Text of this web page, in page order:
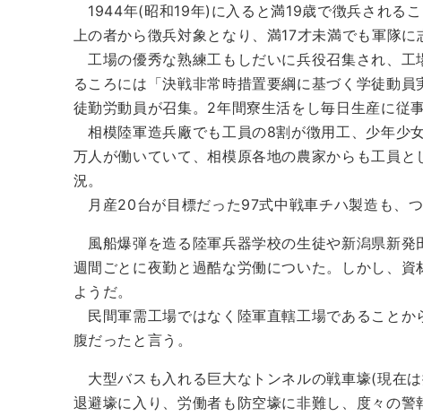
1944年(昭和19年)に入ると満19歳で徴兵される
上の者から徴兵対象となり、満17才未満でも軍隊に
工場の優秀な熟練工もしだいに兵役召集され、
るころには「決戦非常時措置要綱に基づく学徒動
徒勤労動員が召集。2年間寮生活をし毎日生産に従事
相模陸軍造兵廠でも工員の8割が徴用工、少年少
万人が働いていて、相模原各地の農家からも工員
況。
月産20台が目標だった97式中戦車チハ製造も、つ
風船爆弾を造る陸軍兵器学校の生徒や新潟県新発
週間ごとに夜勤と過酷な労働についた。しかし、
ようだ。
民間軍需工場ではなく陸軍直轄工場であること
腹だったと言う。
大型バスも入れる巨大なトンネルの戦車壕(現在
退避壕に入り、労働者も防空壕に非難し、度々の警